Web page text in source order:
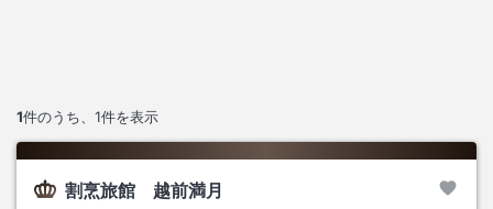
1件のうち、 1件を表示
割烹旅館 越前満月